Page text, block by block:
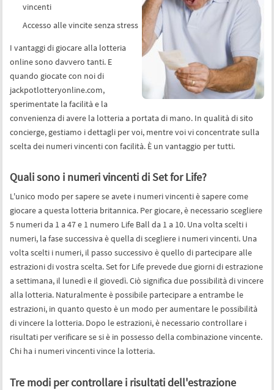
vincenti
Accesso alle vincite senza stress
I vantaggi di giocare alla lotteria
online sono davvero tanti. E
quando giocate con noi di
jackpotlotteryonline.com,
sperimentate la facilità e la
convenienza di avere la lotteria a portata di mano. In qualità di sito
concierge, gestiamo i dettagli per voi, mentre voi vi concentrate sulla
scelta dei numeri vincenti con facilità. È un vantaggio per tutti.
Quali sono i numeri vincenti di Set for Life?
L'unico modo per sapere se avete i numeri vincenti è sapere come
giocare a questa lotteria britannica. Per giocare, è necessario scegliere
5 numeri da 1 a 47 e 1 numero Life Ball da 1 a 10. Una volta scelti i
numeri, la fase successiva è quella di scegliere i numeri vincenti. Una
volta scelti i numeri, il passo successivo è quello di partecipare alle
estrazioni di vostra scelta. Set for Life prevede due giorni di estrazione
a settimana, il lunedì e il giovedì. Ciò significa due possibilità di vincere
alla lotteria. Naturalmente è possibile partecipare a entrambe le
estrazioni, in quanto questo è un modo per aumentare le possibilità
di vincere la lotteria. Dopo le estrazioni, è necessario controllare i
risultati per verificare se si è in possesso della combinazione vincente.
Chi ha i numeri vincenti vince la lotteria.
Tre modi per controllare i risultati dell'estrazione